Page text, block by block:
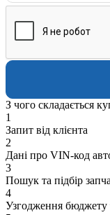
З чого складається
1
Запит від клієнта
2
Дані про VIN-код
3
Пошук та підбір
4
Узгодження бюджету